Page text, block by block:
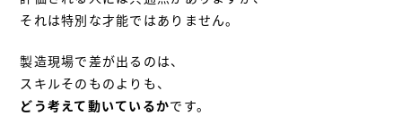
それは特別な才能ではありません。
製造現場で差が出るのは、
スキルそのものよりも、
どう考えて動いているかです。